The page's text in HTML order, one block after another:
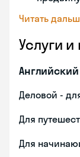
Читать
Услуги
Деловой -
Для
Для